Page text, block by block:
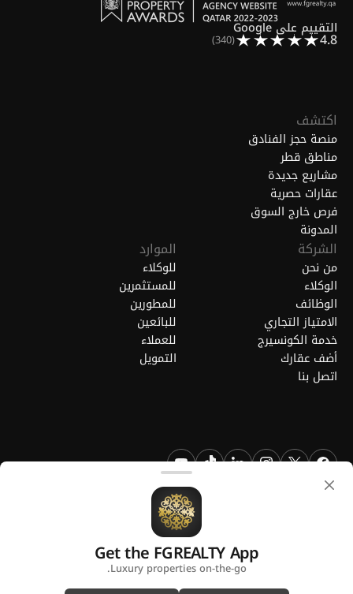
التقييم على Google
4.8
(340)
اكتشف
منصة حجز الفنادق
مناطق قطر
مشاريع جديدة
عقارات حصرية
فرص خارج السوق
المدونة
الشركة
من نحن
الوكلاء
الوظائف
الامتياز التجاري
خدمة الكونسيرج
أضف عقارك
اتصل بنا
الموارد
للوكلاء
للمستثمرين
للمطورين
للبائعين
للعملاء
التمويل
هي علامة تجارية مسجلة لشركة فايند جريت ريالتي ذ.م.م قطر.
الشروط والأحكاماستخدام ملفات تعريف الارتباط
Get the FGREALTY App
Luxury properties on-the-go.